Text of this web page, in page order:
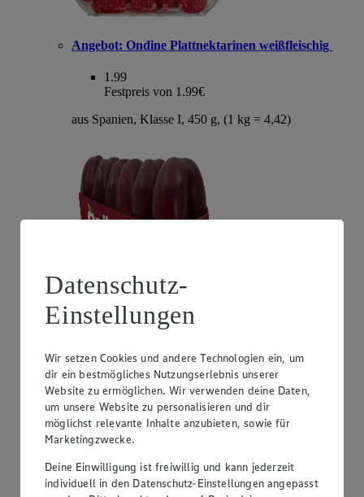
Angebot: Ondine Plattnektarinen weißfleischig
1.99
Festpreis von 1.99€
aus Spanien, Klasse I, 450 g, (1 kg = 4,42)
Angebot: Unsere Heimat Zucchini
Festpreis von 1.49€
aus Süddeutschland, Klasse I, 1 kg
Datenschutz-
Einstellungen
Wir setzen Cookies und andere Technologien ein, um
dir ein bestmögliches Nutzungserlebnis unserer
Website zu ermöglichen. Wir verwenden deine Daten,
um unsere Website zu personalisieren und dir
möglichst relevante Inhalte anzubieten, sowie für
Marketingzwecke.
Deine Einwilligung ist freiwillig und kann jederzeit
individuell in den Datenschutz-Einstellungen angepasst